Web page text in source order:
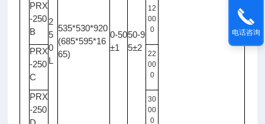
2
5
0
L
535*530*920
(685*595*16
65)
0-50
±1
50-9
5±2
PRX
-250
B
12
00
0
PRX
-250
C
22
00
0
PRX
-250
30
00
0
电话咨询